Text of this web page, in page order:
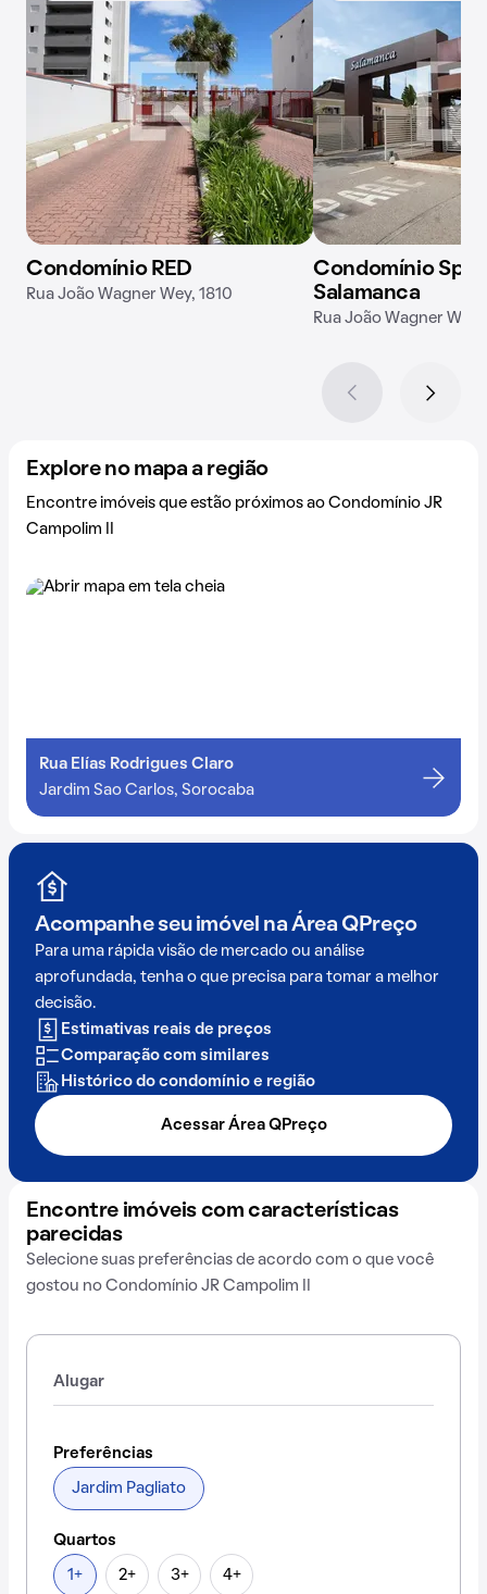
Condomínio RED
Rua João Wagner Wey, 1810
Condomínio
Salamanca
Rua João Wagner Wey,
Explore no mapa a região
Encontre imóveis que estão próximos ao Condomínio JR
Campolim II
Rua Elías Rodrigues Claro
Jardim Sao Carlos, Sorocaba
Acompanhe seu imóvel na Área QPreço
Para uma rápida visão de mercado ou análise
aprofundada, tenha o que precisa para tomar a melhor
decisão.
Estimativas reais de preços
Comparação com similares
Histórico do condomínio e região
Acessar Área QPreço
Encontre imóveis com características
parecidas
Selecione suas preferências de acordo com o que você
gostou no Condomínio JR Campolim II
Alugar
Preferências
Jardim Pagliato
Quartos
1+ 2+ 3+ 4+